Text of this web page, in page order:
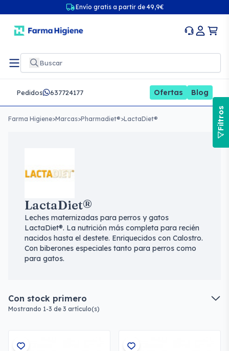
Envío gratis a partir de 49,9€
Pedidos 637724177 Ofertas Blog
Farma Higiene>Marcas>Pharmadiet®>LactaDiet®
LactaDiet®
Leches maternizadas para perros y gatos
LactaDiet®. La nutrición más completa para recién
nacidos hasta el destete. Enriquecidos con Calostro.
Con biberones especiales tanto para perros como
para gatos.
Con stock primero
Mostrando 1-3 de 3 artículo(s)
Filtros